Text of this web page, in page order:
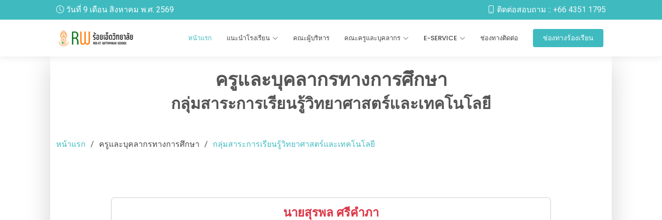
วันที่ 9 เดือน สิงหาคม พ.ศ. 2569 ติดต่อสอบถาม :: +66 4351 1795
หน้าแรก แนะนำโรงเรียน คณะผู้บริหาร คณะครูและบุคลากร E-SERVICE ช่องทางติดต่อ ช่องทางร้องเรียน
ครูและบุคลากรทางการศึกษา
กลุ่มสาระการเรียนรู้วิทยาศาสตร์และเทคโนโลยี
หน้าแรก ครูและบุคลากรทางการศึกษา กลุ่มสาระการเรียนรู้วิทยาศาสตร์และเทคโนโลยี
นายสุรพล ศรีคำภา